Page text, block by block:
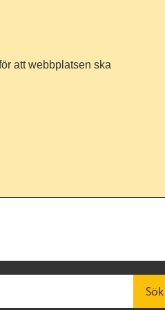
att webbplatsen ska
Sök